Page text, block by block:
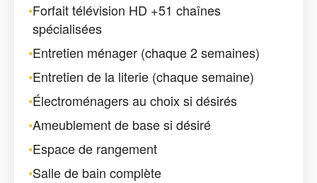
•Forfait télévision HD +51 chaînes
spécialisées
•Entretien ménager (chaque 2 semaines)
•Entretien de la literie (chaque semaine)
•Électroménagers au choix si désirés
•Ameublement de base si désiré
•Espace de rangement
•Salle de bain complète